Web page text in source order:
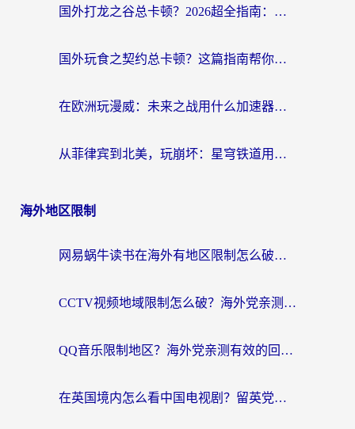
国外打龙之谷总卡顿？2026超全指南：选对加速器，龙之谷星战前夜激战2都能丝滑畅玩
国外玩食之契约总卡顿？这篇指南帮你选对加速器（附瑞士地鼠传奇、菲律宾纳萨力克之王方案）
在欧洲玩漫威：未来之战用什么加速器最好用？老玩家亲测避坑指南
从菲律宾到北美，玩崩坏：星穹铁道用什么加速器好？我试过5款后选了它
海外地区限制
网易蜗牛读书在海外有地区限制怎么破解？3个实用方案帮你畅读无阻（附缅甸美国使用技巧）
CCTV视频地域限制怎么破？海外党亲测有效的回国加速解决方案
QQ音乐限制地区？海外党亲测有效的回国加速器选择指南（附听书音乐全攻略）
在英国境内怎么看中国电视剧？留英党亲测有效的追剧自由指南